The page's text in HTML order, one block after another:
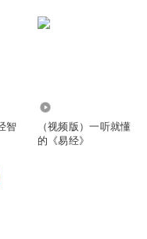
智
（视频版）一听就懂
的《易经》